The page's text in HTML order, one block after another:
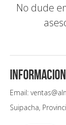
No dude
Email:
Suipacha,